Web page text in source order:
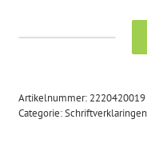
boek
der
Artikelnummer: 2220420019
Categorie:Schriftverklaringen